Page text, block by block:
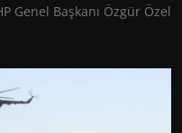
Genel Başkanı Özgür Özel